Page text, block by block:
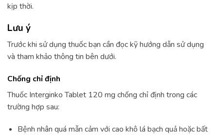
kịp thời.
Lưu ý
Trước khi sử dụng thuốc bạn cần đọc kỹ hướng dẫn sử dụng
và tham khảo thông tin bên dưới.
Chống chỉ định
Thuốc Interginko Tablet 120 mg chống chỉ định trong các
trường hợp sau:
Bệnh nhân quá mẫn cảm với cao khô lá bạch quả hoặc bất